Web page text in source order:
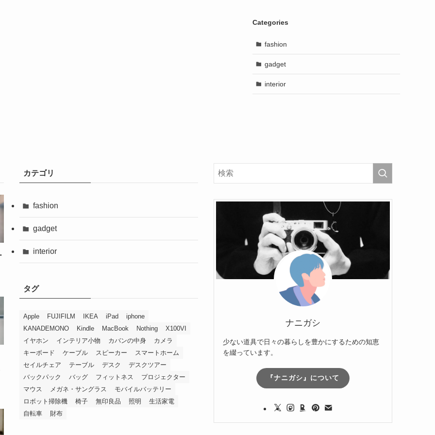
Categories
fashion
gadget
interior
カテゴリ
fashion
gadget
interior
タグ
Apple FUJIFILM IKEA iPad
iphone
KANADEMONO
Kindle MacBook Nothing
X100VI
イヤホン
インテリア小物 カバンの中身
カメラ
キーボード
ケーブル スピーカー
スマートホーム
セイルチェア
テーブル デスク
デスクツアー
バックパック
バッグ フィットネス
プロジェクター
マウス
メガネ・サングラス
モバイルバッテリー
ロボット掃除機
椅子 無印良品 照明
生活家電
自転車
財布
ナニガシ
少ない道具で日々の暮らしを豊かにするための知恵
を綴っています。
『ナニガシ』について